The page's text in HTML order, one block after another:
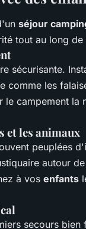
séjour
tout au long
sécurisante.
comme les
le campement
et les animaux
peuplées
autour
à vos enfants
secours